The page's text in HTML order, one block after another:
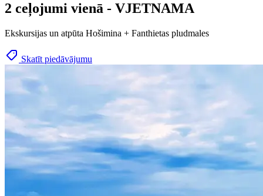
2 ceļojumi vienā - VJETNAMA
Ekskursijas un atpūta Hošimina + Fanthietas pludmales
Skatīt piedāvājumu